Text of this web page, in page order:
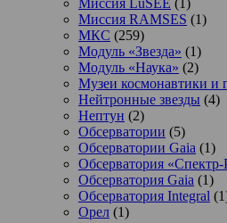
Миссия RAMSES (1)
МКС (259)
Модуль «Звезда» (1)
Модуль «Наука» (2)
Музеи космонавтики и
Нейтронные звезды (4)
Нептун (2)
Обсерватории (5)
Обсерватории Gaia (1)
Обсерватория «Спектр-
Обсерватория Gaia (1)
Обсерватория Integral
Орел (1)